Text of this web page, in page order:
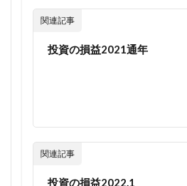
関連記事
投資の損益2021通年
関連記事
投資の損益2022.1